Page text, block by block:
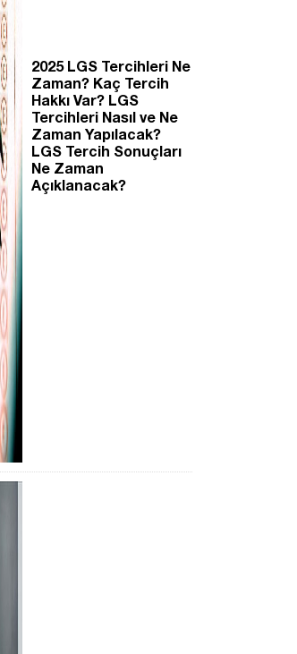
2025 LGS Tercihleri Ne
Zaman? Kaç Tercih
Hakkı Var? LGS
Tercihleri Nasıl ve Ne
Zaman Yapılacak?
LGS Tercih Sonuçları
Ne Zaman
Açıklanacak?